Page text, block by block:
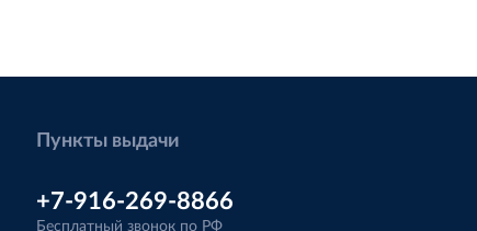
Пункты выдачи
+7-916-269-8866
Бесплатный звонок по РФ